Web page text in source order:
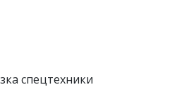
спецтехники